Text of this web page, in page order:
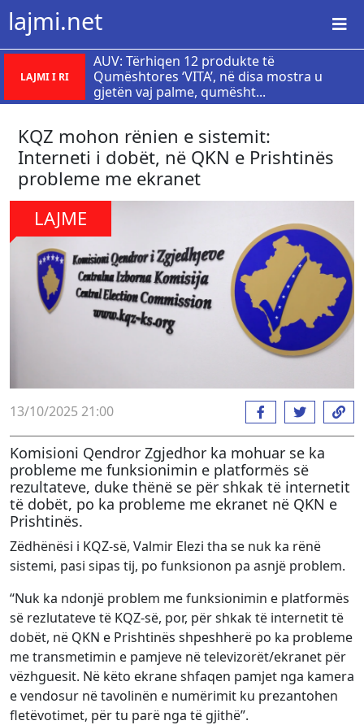
lajmi.net
LAJMI I RI
AUV: Tërhiqen 12 produkte të
Qumështores ‘VITA’, në disa mostra u
gjetën vaj palme, qumësht...
KQZ mohon rënien e sistemit:
Interneti i dobët, në QKN e Prishtinës
probleme me ekranet
LAJME
13/10/2025 21:00
Komisioni Qendror Zgjedhor ka mohuar se ka
probleme me funksionimin e platformës së
rezultateve, duke thënë se për shkak të internetit
të dobët, po ka probleme me ekranet në QKN e
Prishtinës.
Zëdhënësi i KQZ-së, Valmir Elezi tha se nuk ka rënë
sistemi, pasi sipas tij, po funksionon pa asnjë problem.
“Nuk ka ndonjë problem me funksionimin e platformës
së rezlutateve të KQZ-së, por, për shkak të internetit të
dobët, në QKN e Prishtinës shpeshherë po ka probleme
me transmetimin e pamjeve në televizorët/ekranet për
vëzhguesit. Në këto ekrane shfaqen pamjet nga kamera
e vendosur në tavolinën e numërimit ku prezantohen
fletëvotimet, për tu parë nga të gjithë”.